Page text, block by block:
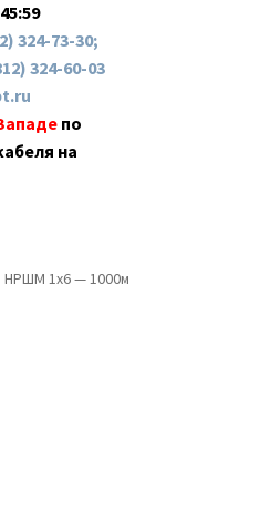
324-73-30;
324-60-03
по
на
НРШМ 1х6 — 1000м